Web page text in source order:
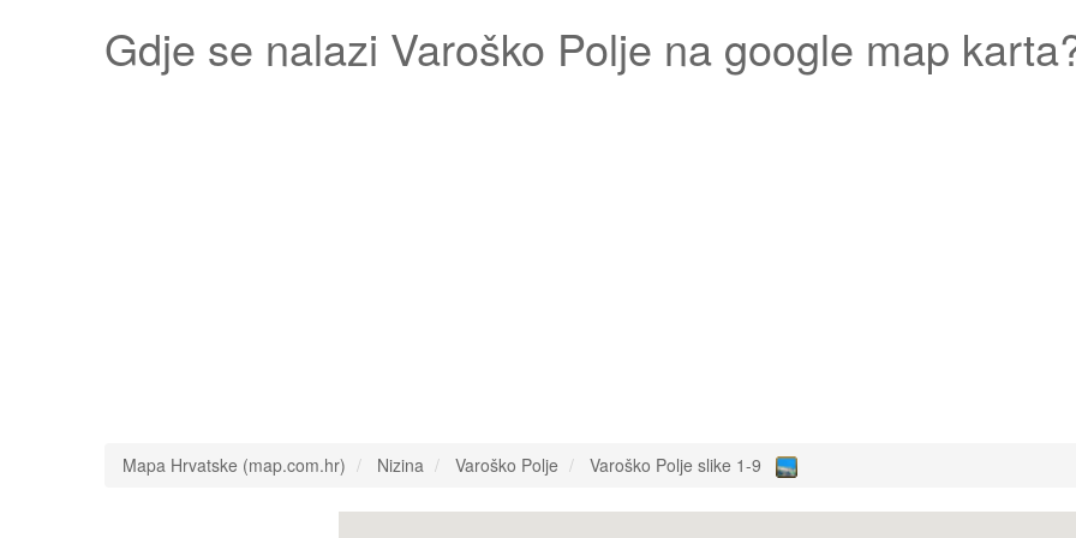
Gdje se nalazi Varoško Polje na google map
Mapa Hrvatske (map.com.hr) Nizina Varoško Polje Varoško Polje slike 1-9